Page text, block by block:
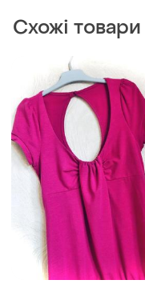
Схожі товари